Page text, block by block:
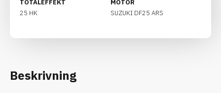
TOTALEFFEKT
25 HK
MOTOR
SUZUKI DF25 ARS
Beskrivning